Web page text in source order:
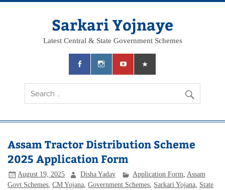
Skip
Sarkari Yojnaye
Latest Central & State Government Schemes
Assam Tractor Distribution Scheme
2025 Application Form
August 19, 2025 Disha Yadav Application Form Assam
Govt Schemes ,CM Yojana ,Government Schemes Sarkari Yojana State